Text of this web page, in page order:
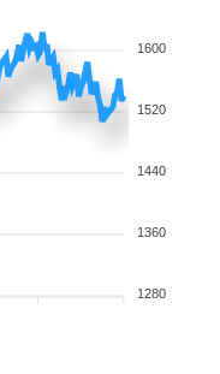
1600
1520
1440
1360
1280